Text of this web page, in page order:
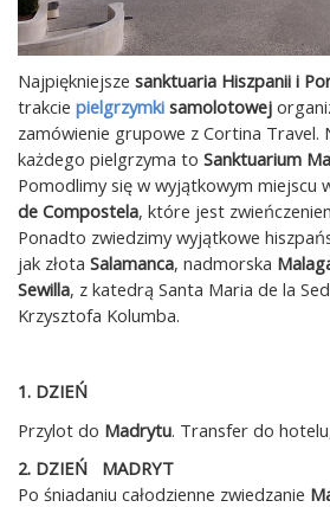
Najpiękniejsze sanktuaria Hiszpanii i
trakcie pielgrzymki samolotowej
zamówienie grupowe z Cortina Travel.
każdego pielgrzyma to Sanktuarium
Pomodlimy się w wyjątkowym miejscu
de Compostela, które jest
Ponadto zwiedzimy wyjątkowe
jak złota Salamanca, nadmorska
Sewilla, z katedrą Santa Maria de la
Krzysztofa Kolumba.
1. DZIEŃ
Przylot do Madrytu. Transfer do
2. DZIEŃ MADRYT
Po śniadaniu całodzienne zwiedzanie